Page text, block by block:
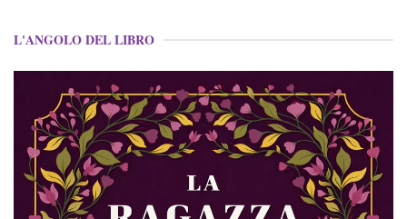
L'ANGOLO DEL LIBRO